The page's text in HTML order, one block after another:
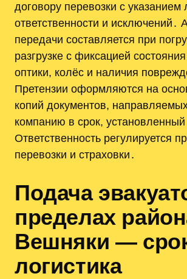
договору перевозки с указанием
ответственности и исключений․
передачи составляется при
разгрузке с фиксацией
оптики, колёс и наличия
Претензии оформляются на
копий документов,
компанию в срок, установленный
Ответственность регулируется
перевозки и страховки․
Подача
пределах
Вешняки —
логистика